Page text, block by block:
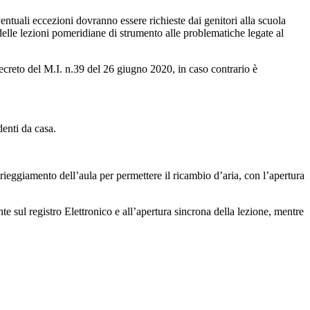
eccezioni dovranno essere richieste dai genitori alla scuola
lezioni pomeridiane di strumento alle problematiche legate al
del M.I. n.39 del 26 giugno 2020, in caso contrario è
da casa.
dell’aula per permettere il ricambio d’aria, con l’apertura
registro Elettronico e all’apertura sincrona della lezione, mentre